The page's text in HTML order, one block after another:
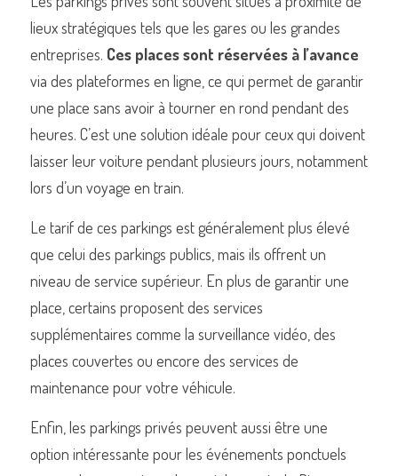
lieux stratégiques tels que les gares ou les grandes
entreprises. Ces places sont réservées à l’avance
via des plateformes en ligne, ce qui permet de garantir
une place sans avoir à tourner en rond pendant des
heures. C’est une solution idéale pour ceux qui doivent
laisser leur voiture pendant plusieurs jours, notamment
lors d’un voyage en train.
Le tarif de ces parkings est généralement plus élevé
que celui des parkings publics, mais ils offrent un
niveau de service supérieur. En plus de garantir une
place, certains proposent des services
supplémentaires comme la surveillance vidéo, des
places couvertes ou encore des services de
maintenance pour votre véhicule.
Enfin, les parkings privés peuvent aussi être une
option intéressante pour les événements ponctuels